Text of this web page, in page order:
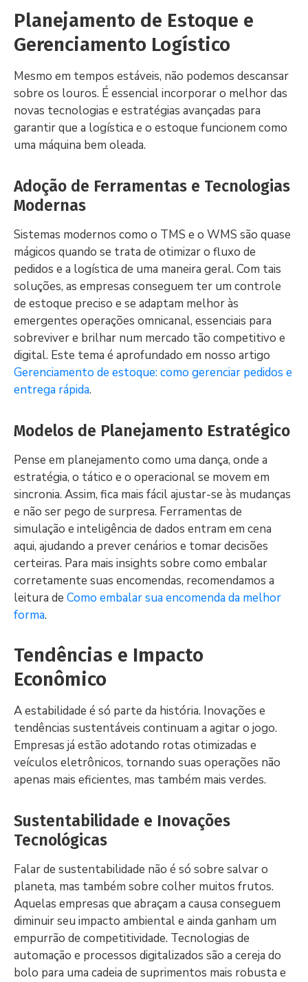
Planejamento de Estoque e
Gerenciamento Logístico
Mesmo em tempos estáveis, não podemos descansar
sobre os louros. É essencial incorporar o melhor das
novas tecnologias e estratégias avançadas para
garantir que a logística e o estoque funcionem como
uma máquina bem oleada.
Adoção de Ferramentas e Tecnologias
Modernas
Sistemas modernos como o TMS e o WMS são quase
mágicos quando se trata de otimizar o fluxo de
pedidos e a logística de uma maneira geral. Com tais
soluções, as empresas conseguem ter um controle
de estoque preciso e se adaptam melhor às
emergentes operações omnicanal, essenciais para
sobreviver e brilhar num mercado tão competitivo e
digital. Este tema é aprofundado em nosso artigo
Gerenciamento de estoque: como gerenciar pedidos e
entrega rápida.
Modelos de Planejamento Estratégico
Pense em planejamento como uma dança, onde a
estratégia, o tático e o operacional se movem em
sincronia. Assim, fica mais fácil ajustar-se às mudanças
e não ser pego de surpresa. Ferramentas de
simulação e inteligência de dados entram em cena
aqui, ajudando a prever cenários e tomar decisões
certeiras. Para mais insights sobre como embalar
corretamente suas encomendas, recomendamos a
leitura de Como embalar sua encomenda da melhor
forma.
Tendências e Impacto
Econômico
A estabilidade é só parte da história. Inovações e
tendências sustentáveis continuam a agitar o jogo.
Empresas já estão adotando rotas otimizadas e
veículos eletrônicos, tornando suas operações não
apenas mais eficientes, mas também mais verdes.
Sustentabilidade e Inovações
Tecnológicas
Falar de sustentabilidade não é só sobre salvar o
planeta, mas também sobre colher muitos frutos.
Aquelas empresas que abraçam a causa conseguem
diminuir seu impacto ambiental e ainda ganham um
empurrão de competitividade. Tecnologias de
automação e processos digitalizados são a cereja do
bolo para uma cadeia de suprimentos mais robusta e